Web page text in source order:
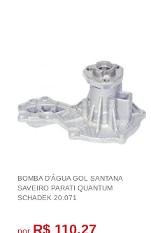
BOMBA D'ÁGUA GOL SANTANA
SAVEIRO PARATI QUANTUM
SCHADEK 20.071
R$ 110,27